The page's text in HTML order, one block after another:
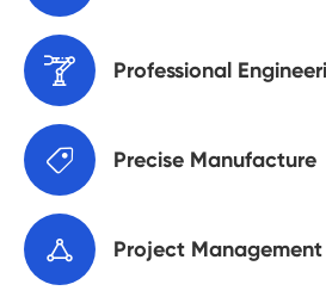
 Professional
 Precise Manufacture
 Project Management